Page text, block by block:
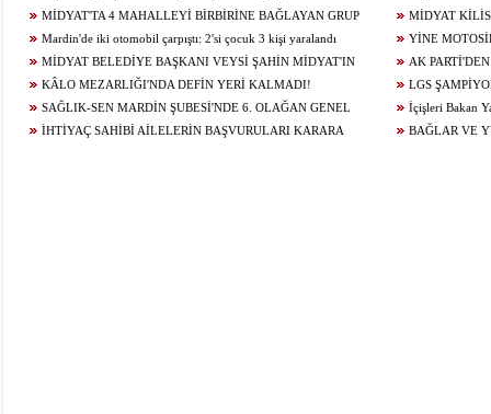
Ediyor
MİDYAT'TA 4 MAHALLEYİ BİRBİRİNE BAĞLAYAN GRUP
YOLU YENİLENDİ
MİDYAT
Mardin'de iki otomobil çarpıştı: 2'si çocuk 3 kişi yaralandı
YİNE
ÇARPIŞTI: 1
MİDYAT BELEDİYE BAŞKANI VEYSİ ŞAHİN MİDYAT'IN
GELECEĞİ İÇİN ÇALIŞIYOR...
AK
KÂLO MEZARLIĞI'NDA DEFİN YERİ KALMADI!
LGS
KONUĞU OLDU
SAĞLIK-SEN MARDİN ŞUBESİ'NDE 6. OLAĞAN GENEL
KURUL HEYECANI YAŞANIYOR!
İçişleri Bakan
İHTİYAÇ SAHİBİ AİLELERİN BAŞVURULARI KARARA
BAĞLAR VE